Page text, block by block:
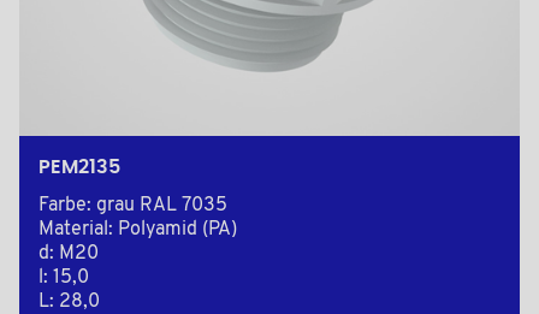
PEM2135
Farbe: grau RAL 7035
Material: Polyamid (PA)
d: M20
l: 15,0
L: 28,0